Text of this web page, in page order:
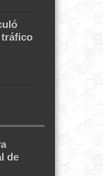
tráfico
de